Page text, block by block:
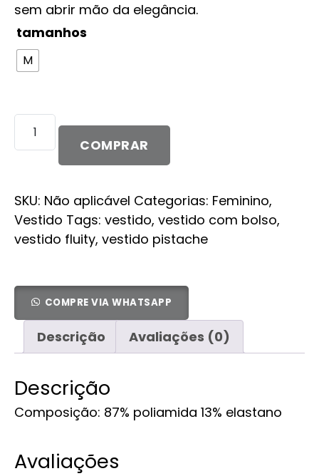
sem abrir mão da elegância.
tamanhos
M
Vestido
Cissa
quantidade
COMPRAR
SKU: Não aplicável Categorias: Feminino,
Vestido Tags: vestido, vestido com bolso,
vestido fluity, vestido pistache
COMPRE VIA WHATSAPP
Descrição Avaliações (0)
Descrição
Composição: 87% poliamida 13% elastano
Avaliações